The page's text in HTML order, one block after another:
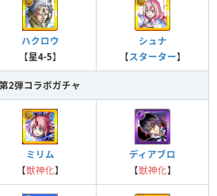
ハクロウ
【星4-5】
シュナ
【スターター】
第2弾コラボガチャ
ミリム
【獣神化】
ディアブロ
【獣神化】